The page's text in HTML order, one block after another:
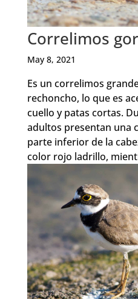
Correlimos
May 8, 2021
Es un correlimos
rechoncho, lo que es
cuello y patas cortas.
adultos presentan una
parte inferior de la
color rojo ladrillo,